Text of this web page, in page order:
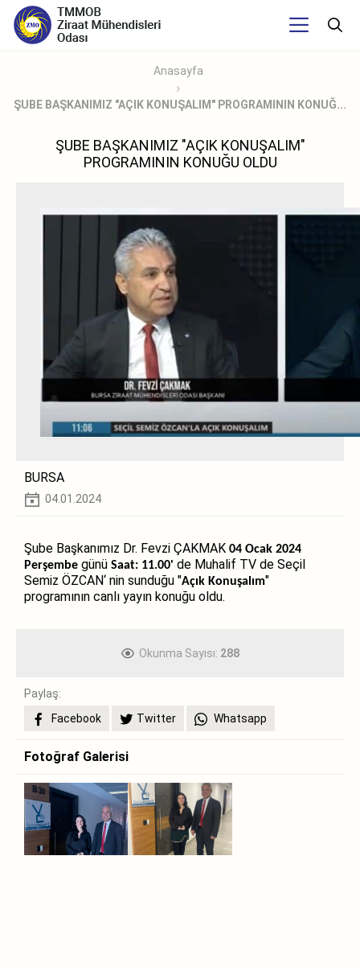
Anasayfa
ŞUBE BAŞKANIMIZ "AÇIK KONUŞALIM" PROGRAMININ KONUĞ...
ŞUBE BAŞKANIMIZ "AÇIK KONUŞALIM"
PROGRAMININ KONUĞU OLDU
BURSA
04.01.2024
Şube Başkanımız Dr. Fevzi ÇAKMAK 04 Ocak 2024
Perşembe günü Saat: 11.00' de Muhalif TV de Seçil
Semiz ÖZCAN‘ nin sunduğu "Açık Konuşalım"
programının canlı yayın konuğu oldu.
Okunma Sayısı: 288
Paylaş:
Facebook
Twitter Whatsapp
Fotoğraf Galerisi